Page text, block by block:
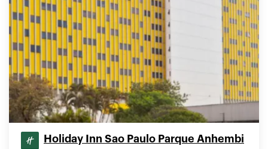
Holiday Inn Sao Paulo Parque Anhembi